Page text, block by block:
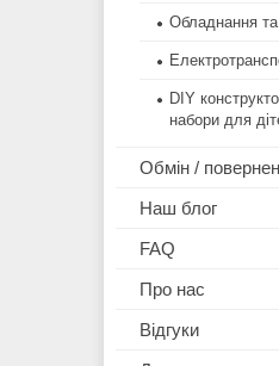
Обладнання та
DIY
набори для
Обмін /
Наш блог
FAQ
Про нас
Відгуки